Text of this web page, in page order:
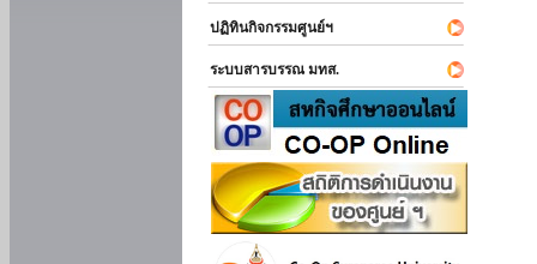
ปฏิทินกิจกรรมศูนย์ฯ
ระบบสารบรรณ มทส.